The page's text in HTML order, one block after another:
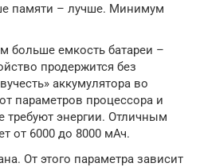
памяти – лучше. Минимум
больше емкость батареи –
продержится без
аккумулятора во
параметров процессора и
требуют энергии. Отличным
от 6000 до 8000 мАч.
От этого параметра зависит